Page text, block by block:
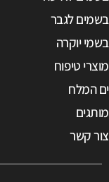
בשמים לגבר
בשמי יוקרה
מוצרי טיפוח
ים המלח
מותגים
צור קשר